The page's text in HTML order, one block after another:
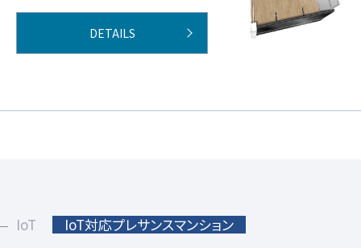
DETAILS
IoT IoT対応プレサンスマンション